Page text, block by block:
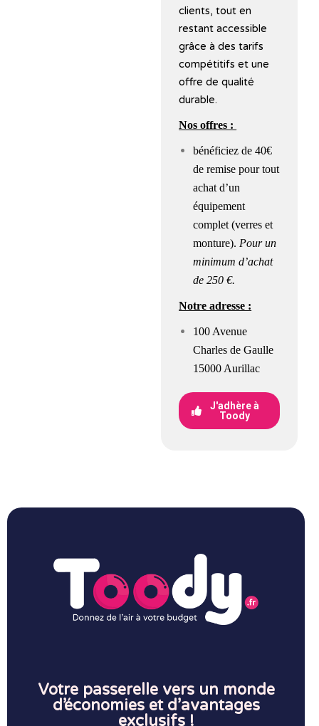
clients, tout en
restant accessible
grâce à des tarifs
compétitifs et une
offre de qualité
durable.
Nos offres :
bénéficiez de 40€
de remise pour tout
achat d’un
équipement
complet (verres et
monture). Pour un
minimum d’achat
de 250 €.
Notre adresse :
100 Avenue
Charles de Gaulle
15000 Aurillac
J'adhère à
Toody
Votre passerelle vers un monde
d’économies et d’avantages
exclusifs !